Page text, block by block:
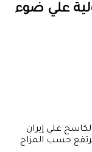
علي ضوء
علي إيران
حسب المزاج